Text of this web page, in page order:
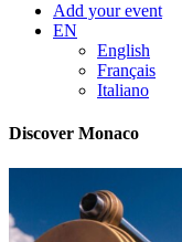
Add your event
EN
English
Français
Italiano
Discover Monaco